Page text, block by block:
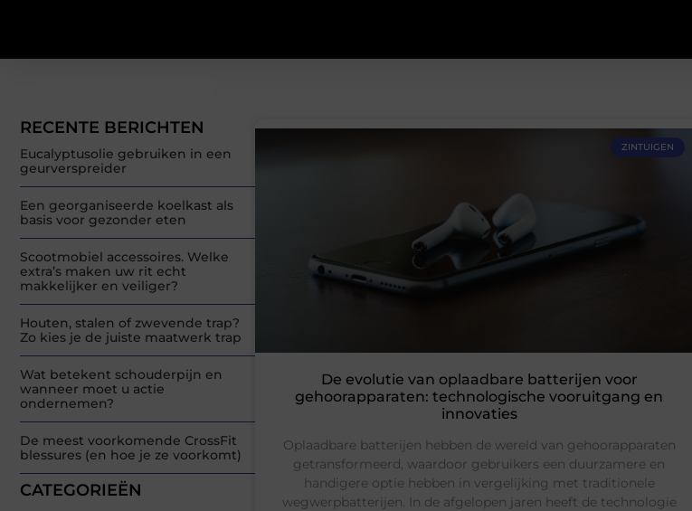
RECENTE BERICHTEN
Eucalyptusolie gebruiken in een
geurverspreider
Een georganiseerde koelkast als
basis voor gezonder eten
Scootmobiel accessoires. Welke
extra’s maken uw rit echt
makkelijker en veiliger?
Houten, stalen of zwevende trap?
Zo kies je de juiste maatwerk trap
Wat betekent schouderpijn en
wanneer moet u actie
ondernemen?
De meest voorkomende CrossFit
blessures (en hoe je ze voorkomt)
CATEGORIEËN
ZINTUIGEN
De evolutie van oplaadbare batterijen voor
gehoorapparaten: technologische vooruitgang en
innovaties
Oplaadbare batterijen hebben de wereld van gehoorapparaten
getransformeerd, waardoor gebruikers een duurzamere en
handigere optie hebben in vergelijking met traditionele
wegwerpbatterijen. In de afgelopen jaren heeft de technologie